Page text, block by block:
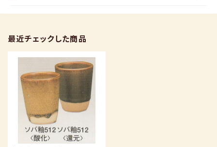
最近チェックした商品